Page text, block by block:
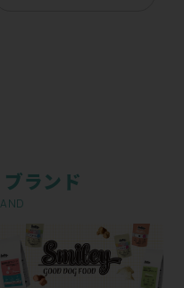
ランド